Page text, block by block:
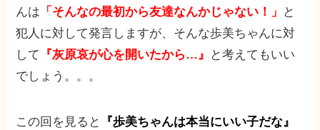
んは 「そんなの最初から友達なんかじゃない！」
と
犯人に対して発言しますが、そんな歩美ちゃんに対
して
『灰原哀が心を開いたから…』
と考えてもいい
でしょう。。。
この回を見ると
『歩美ちゃんは本当にいい子だな』